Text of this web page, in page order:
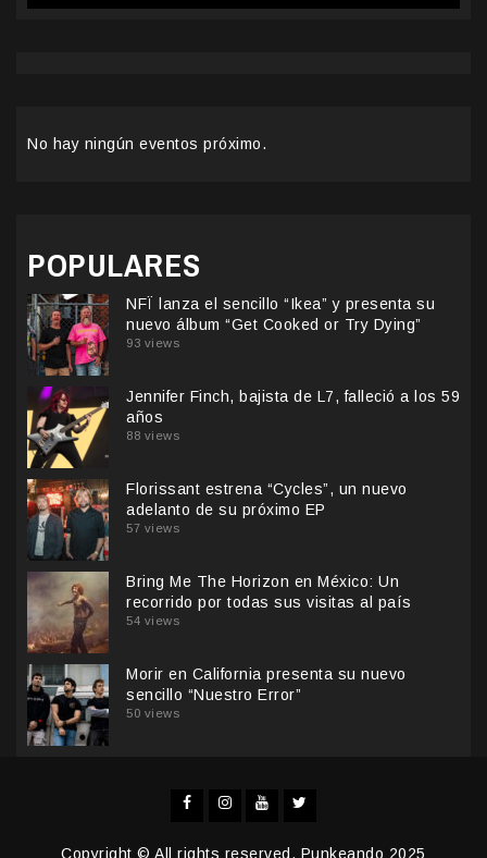
No hay ningún eventos próximo.
POPULARES
NFÏ lanza el sencillo “Ikea” y presenta su
nuevo álbum “Get Cooked or Try Dying”
93 views
Jennifer Finch, bajista de L7, falleció a los 59
años
88 views
Florissant estrena “Cycles”, un nuevo
adelanto de su próximo EP
57 views
Bring Me The Horizon en México: Un
recorrido por todas sus visitas al país
54 views
Morir en California presenta su nuevo
sencillo “Nuestro Error”
50 views
Facebook
Instagram
YouTube
Twitter
Copyright © All rights reserved. Punkeando 2025